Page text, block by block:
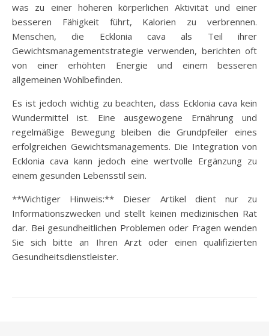
was zu einer höheren körperlichen Aktivität und einer
besseren Fähigkeit führt, Kalorien zu verbrennen.
Menschen, die Ecklonia cava als Teil ihrer
Gewichtsmanagementstrategie verwenden, berichten oft
von einer erhöhten Energie und einem besseren
allgemeinen Wohlbefinden.
Es ist jedoch wichtig zu beachten, dass Ecklonia cava kein
Wundermittel ist. Eine ausgewogene Ernährung und
regelmäßige Bewegung bleiben die Grundpfeiler eines
erfolgreichen Gewichtsmanagements. Die Integration von
Ecklonia cava kann jedoch eine wertvolle Ergänzung zu
einem gesunden Lebensstil sein.
**Wichtiger Hinweis:** Dieser Artikel dient nur zu
Informationszwecken und stellt keinen medizinischen Rat
dar. Bei gesundheitlichen Problemen oder Fragen wenden
Sie sich bitte an Ihren Arzt oder einen qualifizierten
Gesundheitsdienstleister.